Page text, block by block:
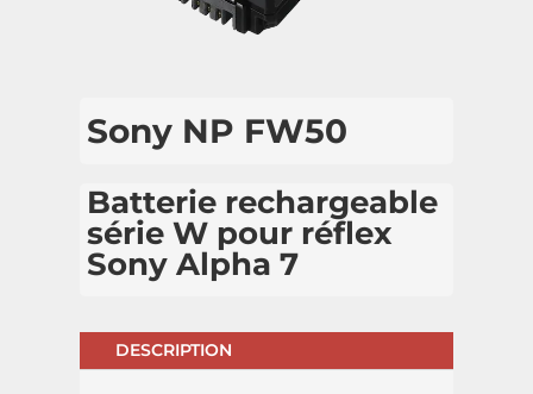
Sony NP FW50
Batterie rechargeable
série W pour réflex
Sony Alpha 7
DESCRIPTION